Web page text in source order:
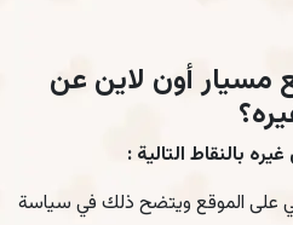
مسيار أون لاين عن
بالنقاط التالية :
على الموقع ويتضح ذلك في سياسة